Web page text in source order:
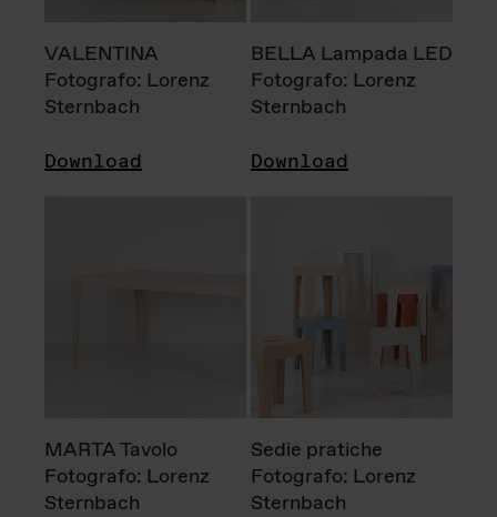
VALENTINA
Fotografo: Lorenz
Sternbach
Download
BELLA Lampada LED
Fotografo: Lorenz
Sternbach
Download
MARTA Tavolo
Fotografo: Lorenz
Sternbach
Sedie pratiche
Fotografo: Lorenz
Sternbach